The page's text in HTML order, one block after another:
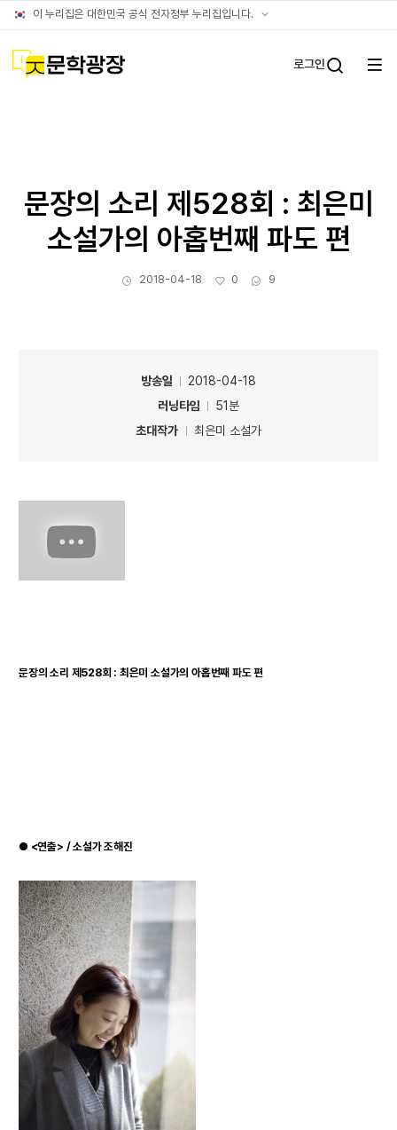
이 누리집은 대한민국 공식 전자정부 누리집입니다. 공식
문학광장 로그인
전체
문장의 소리 제528회 : 최은미
소설가의 아홉번째 파도 편
작성일
2018-04-18 좋아요
0 댓글수
9
방송일
2018-04-18
러닝타임
51분
초대작가
최은미 소설가
문장의 소리 제528회 : 최은미 소설가의 아홉번째 파도 편
● <연출> / 소설가 조해진